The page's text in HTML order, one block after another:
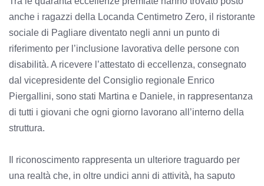
anche i ragazzi della Locanda Centimetro Zero, il ristorante
sociale di Pagliare diventato negli anni un punto di
riferimento per l’inclusione lavorativa delle persone con
disabilità. A ricevere l’attestato di eccellenza, consegnato
dal vicepresidente del Consiglio regionale Enrico
Piergallini, sono stati Martina e Daniele, in rappresentanza
di tutti i giovani che ogni giorno lavorano all’interno della
struttura.
Il riconoscimento rappresenta un ulteriore traguardo per
una realtà che, in oltre undici anni di attività, ha saputo